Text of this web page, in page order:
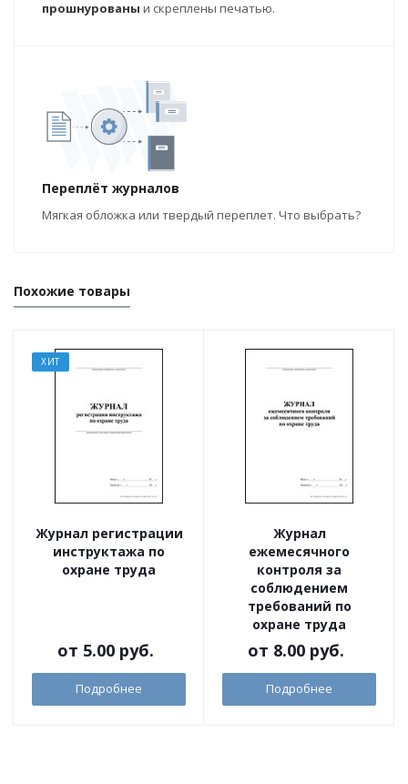
прошнурованы и скреплены печатью.
Переплёт журналов
Мягкая обложка или твердый переплет. Что выбрать?
Похожие товары
ХИТ
Журнал регистрации
инструктажа по
охране труда
от 5.00 руб.
Подробнее
Журнал
ежемесячного
контроля за
соблюдением
требований по
охране труда
от 8.00 руб.
Подробнее